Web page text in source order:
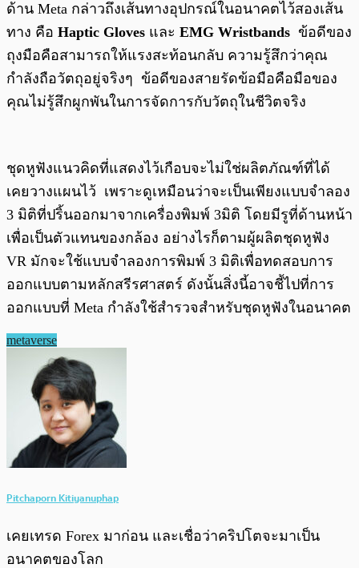
ด้าน Meta กล่าวถึงเส้นทางอุปกรณ์ในอนาคตไว้สองเส้น
ทาง คือ Haptic Gloves และ EMG Wristbands ข้อดีของ
ถุงมือคือสามารถให้แรงสะท้อนกลับ ความรู้สึกว่าคุณ
กำลังถือวัตถุอยู่จริงๆ ข้อดีของสายรัดข้อมือคือมือของ
คุณไม่รู้สึกผูกพันในการจัดการกับวัตถุในชีวิตจริง
ชุดหูฟังแนวคิดที่แสดงไว้เกือบจะไม่ใช่ผลิตภัณฑ์ที่ได้
เคยวางแผนไว้ เพราะดูเหมือนว่าจะเป็นเพียงแบบจำลอง
3 มิติที่ปริ้นออกมาจากเครื่องพิมพ์ 3มิติ โดยมีรูที่ด้านหน้า
เพื่อเป็นตัวแทนของกล้อง อย่างไรก็ตามผู้ผลิตชุดหูฟัง
VR มักจะใช้แบบจำลองการพิมพ์ 3 มิติเพื่อทดสอบการ
ออกแบบตามหลักสรีรศาสตร์ ดังนั้นสิ่งนี้อาจชี้ไปที่การ
ออกแบบที่ Meta กำลังใช้สำรวจสำหรับชุดหูฟังในอนาคต
metaverse
Pitchaporn Kitiyanuphap
เคยเทรด Forex มาก่อน และเชื่อว่าคริปโตจะมาเป็น
อนาคตของโลก